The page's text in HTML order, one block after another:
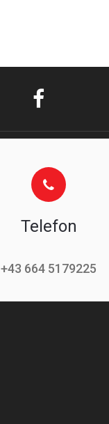
Telefon
+43 664 5179225